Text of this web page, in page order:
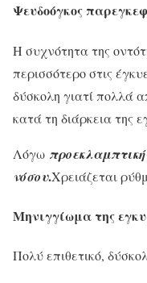
Ψευδοόγκος
Η συχνότητα της
περισσότερο στις
δύσκολη γιατί πολλά
κατά τη διάρκεια της
Λόγω
νόσου.Χρειάζεται
Μηνιγγίωμα της
Πολύ επιθετικό,